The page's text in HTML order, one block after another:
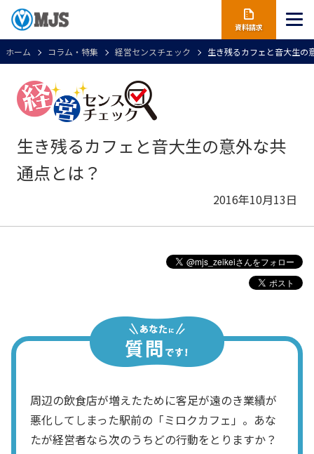
資料請求
ホーム コラム・特集 経営センスチェック 生き残るカフェと音大生の
生き残るカフェと音大生の意外な共
通点とは？
2016年10月13日
周辺の飲食店が増えたために客足が遠のき業績が
悪化してしまった駅前の「ミロクカフェ」。あな
たが経営者なら次のうちどの行動をとりますか？